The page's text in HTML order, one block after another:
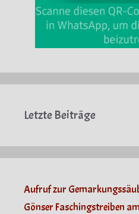
Letzte Beiträge
Aufruf zur
Gönser Faschingstreiben